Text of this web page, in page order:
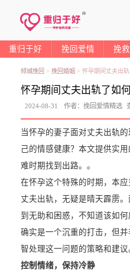
重归于好 挽回爱情 挽
倾城挽回 > 挽回婚姻 > 怀孕期间丈夫出
怀孕期间丈夫出轨了如
2024-08-31 作者：挽回爱情精选
当怀孕的妻子面对丈夫出轨
己的情感健康？本文提供实
难时期找到出路。。
在怀孕这个特殊的时期，本
丈夫出轨，无疑是晴天霹雳
到无助和困惑，不知道该如
确实是一个沉重的打击，但
智处理这一问题的策略和建议
控制情绪，保持冷静